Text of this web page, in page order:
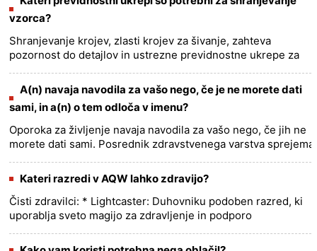
vzorca?
Shranjevanje krojev, zlasti krojev za šivanje, zahteva
pozornost do detajlov in ustrezne previdnostne ukrepe za
osnovni var......
more >>
A(n) navaja navodila za vašo nego, če je ne morete dati
sami, in a(n) o tem odloča v imenu?
Oporoka za življenje navaja navodila za vašo nego, če jih ne
morete dati sami. Posrednik zdravstvenega varstva sprejema
imenu.......
more >>
Kateri razredi v AQW lahko zdravijo?
Čisti zdravilci: * Lightcaster: Duhovniku podoben razred, ki
uporablja sveto magijo za zdravljenje in podporo
in lahko......
more >>